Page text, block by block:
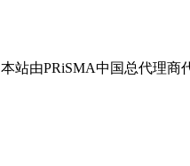
本站由PRiSMA中国总代理商